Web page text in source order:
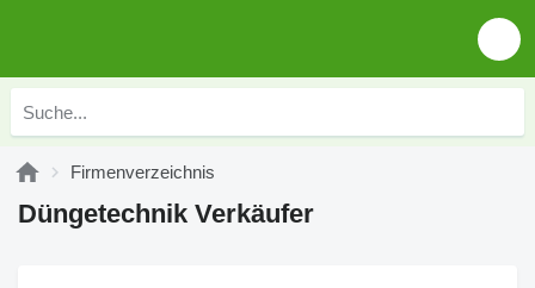
Firmenverzeichnis
Düngetechnik Verkäufer